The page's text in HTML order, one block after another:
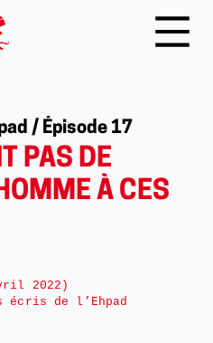
/ Épisode 17
PAS DE
À CES
2022)
écris de l’Ehpad